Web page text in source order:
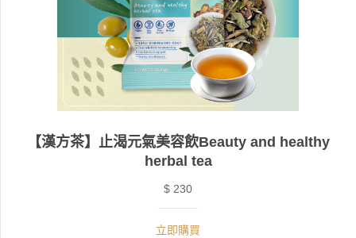
【漢方茶】止渴元氣美容飲Beauty and healthy
herbal tea
$ 230
立即購買